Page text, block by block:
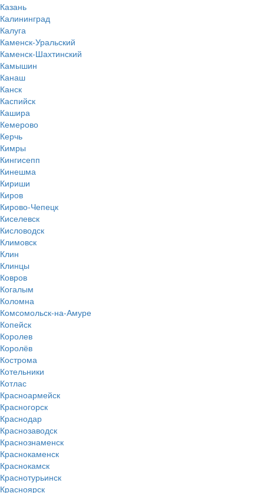
Казань
Калининград
Калуга
Каменск-Уральский
Каменск-Шахтинский
Камышин
Канаш
Канск
Каспийск
Кашира
Кемерово
Керчь
Кимры
Кингисепп
Кинешма
Кириши
Киров
Кирово-Чепецк
Киселевск
Кисловодск
Климовск
Клин
Клинцы
Ковров
Когалым
Коломна
Комсомольск-на-Амуре
Копейск
Королев
Королёв
Кострома
Котельники
Котлас
Красноармейск
Красногорск
Краснодар
Краснозаводск
Краснознаменск
Краснокаменск
Краснокамск
Краснотурьинск
Красноярск